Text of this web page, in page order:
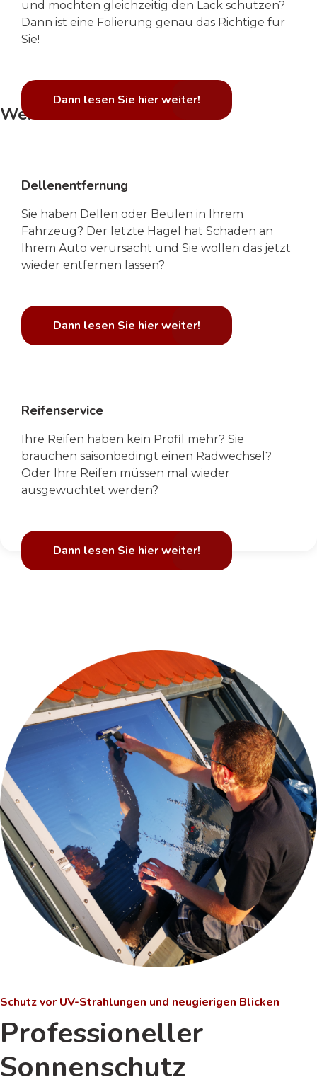
und möchten gleichzeitig den Lack schützen?
Dann ist eine Folierung genau das Richtige für
Sie!
Dann lesen Sie hier weiter!
Weiterer Service von uns:
Dellenentfernung
Sie haben Dellen oder Beulen in Ihrem
Fahrzeug? Der letzte Hagel hat Schaden an
Ihrem Auto verursacht und Sie wollen das jetzt
wieder entfernen lassen?
Dann lesen Sie hier weiter!
Reifenservice
Ihre Reifen haben kein Profil mehr? Sie
brauchen saisonbedingt einen Radwechsel?
Oder Ihre Reifen müssen mal wieder
ausgewuchtet werden?
Dann lesen Sie hier weiter!
Schutz vor UV-Strahlungen und neugierigen Blicken
Professioneller
Sonnenschutz